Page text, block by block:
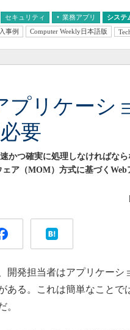
セキュリティ 業務アプリ システ
経営とIT 医療IT
事例 Computer Weekly日本語版
プリケーシ
要
かつ確実に処理しなければな
ア（MOM）方式に基づく
発担当者はアプリケーシ
ある。これは簡単なことで
。